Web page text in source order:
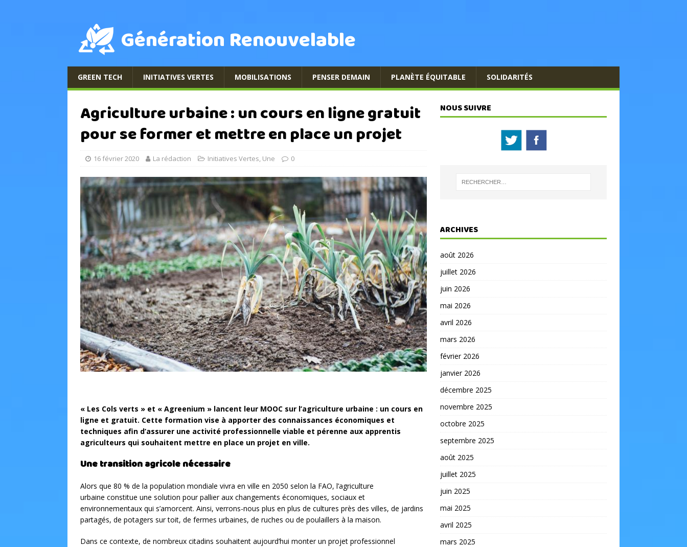
Génération Renouvelable
GREEN TECH INITIATIVES VERTES MOBILISATIONS PENSER DEMAIN PLANÈTE ÉQUITABLE SOLIDARITÉS
Agriculture urbaine : un cours en ligne gratuit
pour se former et mettre en place un projet
16 février 2020 La rédaction Initiatives Vertes, Une 0
« Les Cols verts » et « Agreenium » lancent leur MOOC sur l’agriculture urbaine : un cours en
ligne et gratuit. Cette formation vise à apporter des connaissances économiques et
techniques afin d’assurer une activité professionnelle viable et pérenne aux apprentis
agriculteurs qui souhaitent mettre en place un projet en ville.
Une transition agricole nécessaire
Alors que 80 % de la population mondiale vivra en ville en 2050 selon la FAO, l’agriculture
urbaine constitue une solution pour pallier aux changements économiques, sociaux et
environnementaux qui s’amorcent. Ainsi, verrons-nous plus en plus de cultures près des villes, de jardins
partagés, de potagers sur toit, de fermes urbaines, de ruches ou de poulaillers à la maison.
Dans ce contexte, de nombreux citadins souhaitent aujourd’hui monter un projet professionnel
NOUS SUIVRE
ARCHIVES
août 2026
juillet 2026
juin 2026
mai 2026
avril 2026
mars 2026
février 2026
janvier 2026
décembre 2025
novembre 2025
octobre 2025
septembre 2025
août 2025
juillet 2025
juin 2025
mai 2025
avril 2025
mars 2025